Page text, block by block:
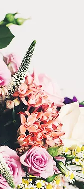
ル
×
】
ー